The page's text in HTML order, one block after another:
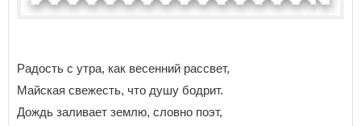
Радость с утра, как весенний рассвет,
Майская свежесть, что душу бодрит.
Дождь заливает землю, словно поэт,